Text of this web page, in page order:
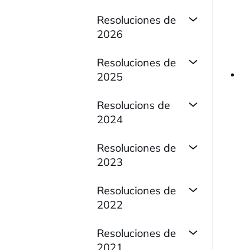
Resoluciones de
2026
Resoluciones de
2025
Resolucions de
2024
Resoluciones de
2023
Resoluciones de
2022
Resoluciones de